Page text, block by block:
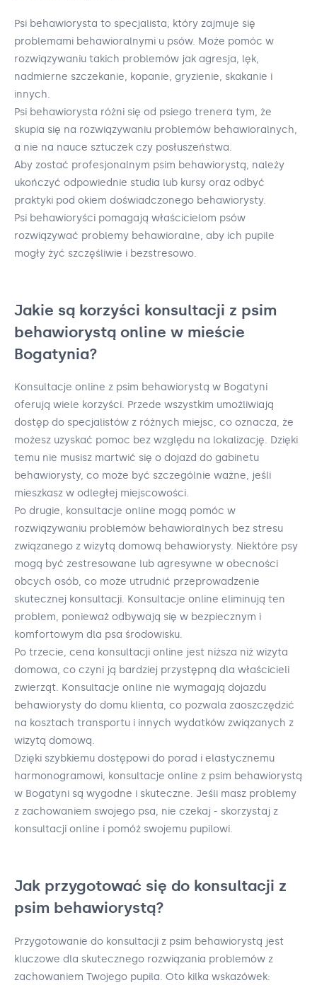
Psi behawiorysta to specjalista, który zajmuje się
problemami behawioralnymi u psów. Może pomóc w
rozwiązywaniu takich problemów jak agresja, lęk,
nadmierne szczekanie, kopanie, gryzienie, skakanie i
innych.
Psi behawiorysta różni się od psiego trenera tym, że
skupia się na rozwiązywaniu problemów behawioralnych,
a nie na nauce sztuczek czy posłuszeństwa.
Aby zostać profesjonalnym psim behawiorystą, należy
ukończyć odpowiednie studia lub kursy oraz odbyć
praktyki pod okiem doświadczonego behawiorysty.
Psi behawioryści pomagają właścicielom psów
rozwiązywać problemy behawioralne, aby ich pupile
mogły żyć szczęśliwie i bezstresowo.
Jakie są korzyści konsultacji z psim
behawiorystą online w mieście
Bogatynia?
Konsultacje online z psim behawiorystą w Bogatyni
oferują wiele korzyści. Przede wszystkim umożliwiają
dostęp do specjalistów z różnych miejsc, co oznacza, że
możesz uzyskać pomoc bez względu na lokalizację. Dzięki
temu nie musisz martwić się o dojazd do gabinetu
behawiorysty, co może być szczególnie ważne, jeśli
mieszkasz w odległej miejscowości.
Po drugie, konsultacje online mogą pomóc w
rozwiązywaniu problemów behawioralnych bez stresu
związanego z wizytą domową behawiorysty. Niektóre psy
mogą być zestresowane lub agresywne w obecności
obcych osób, co może utrudnić przeprowadzenie
skutecznej konsultacji. Konsultacje online eliminują ten
problem, ponieważ odbywają się w bezpiecznym i
komfortowym dla psa środowisku.
Po trzecie, cena konsultacji online jest niższa niż wizyta
domowa, co czyni ją bardziej przystępną dla właścicieli
zwierząt. Konsultacje online nie wymagają dojazdu
behawiorysty do domu klienta, co pozwala zaoszczędzić
na kosztach transportu i innych wydatków związanych z
wizytą domową.
Dzięki szybkiemu dostępowi do porad i elastycznemu
harmonogramowi, konsultacje online z psim behawiorystą
w Bogatyni są wygodne i skuteczne. Jeśli masz problemy
z zachowaniem swojego psa, nie czekaj - skorzystaj z
konsultacji online i pomóż swojemu pupilowi.
Jak przygotować się do konsultacji z
psim behawiorystą?
Przygotowanie do konsultacji z psim behawiorystą jest
kluczowe dla skutecznego rozwiązania problemów z
zachowaniem Twojego pupila. Oto kilka wskazówek: